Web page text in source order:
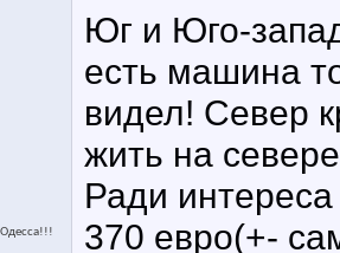
Одесса!!!
Юг и Юго-
есть машина
видел! Север
жить на
Ради
370 евро(+-